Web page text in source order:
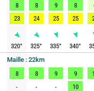
8
8 9 8
23
24 25 25
320° 325° 335° 340°
Maille : 22km
8
8 9 9
-
- - 10